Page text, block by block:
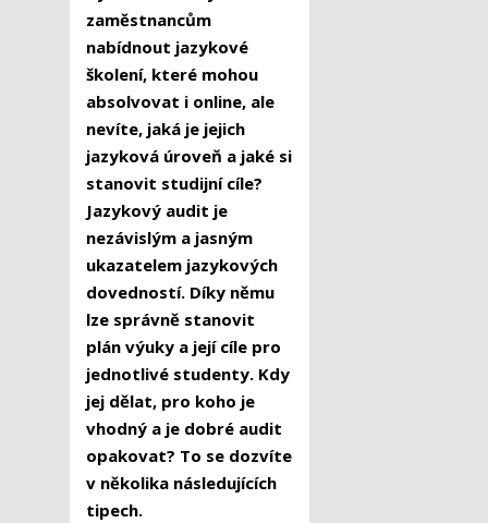
zaměstnancům
nabídnout jazykové
školení, které mohou
absolvovat i online, ale
nevíte, jaká je jejich
jazyková úroveň a jaké si
stanovit studijní cíle?
Jazykový audit je
nezávislým a jasným
ukazatelem jazykových
dovedností. Díky němu
lze správně stanovit
plán výuky a její cíle pro
jednotlivé studenty. Kdy
jej dělat, pro koho je
vhodný a je dobré audit
opakovat? To se dozvíte
v několika následujících
tipech.